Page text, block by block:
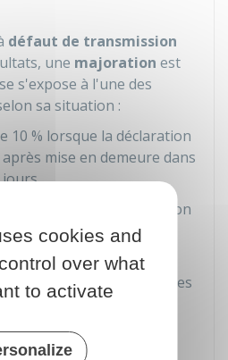
défaut de transmission
une majoration est
s'expose à l'une des
sa situation :
10 % lorsque la déclaration
mise en demeure dans
jours
lorsque la déclaration
dans les 30 jours ou
délibéré
80 %
en cas de manœuvres
ou d'abus de droit
cookies and
over what
to activate